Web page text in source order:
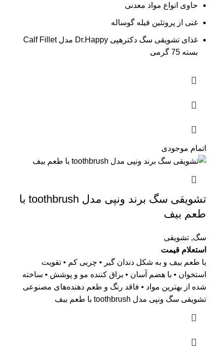
حاوی انواع مواد معدنی
غنی از پروتئین فیله گوساله
غذای تشویقی سگ دکترهپی Dr.Happy مدل Calf Fillet
بسته 75 گرمی
اتمام موجودی
تشویقی سگ برند ونپی مدل toothbrush با
طعم بیف
سگ, تشویقی
استعلام قیمت
با طعم بیف و به شکل دندان گیر • چربی کم • تقویت
استخوان • با هضم آسان • براق کننده مو و پوشش • ساخته
شده از بهترین مواد • فاقد رنگ و طعم دهنده‌های مصنوعی
تشویقی سگ ونپی مدل toothbrush با طعم بیف